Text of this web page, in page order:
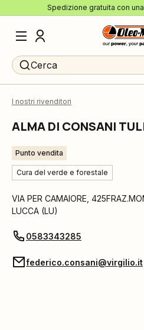
Spedizione gratuita con
Cerca
I nostri rivenditori
ALMA DI CONSANI
Punto vendita
Cura del verde e forestale
VIA PER CAMAIORE,
LUCCA (LU)
0583343285
federico.consani@virgilio.it